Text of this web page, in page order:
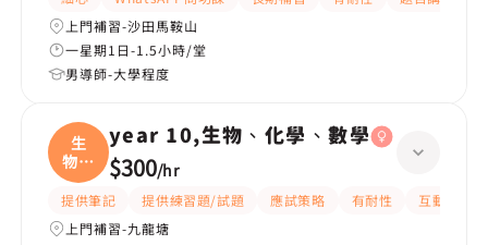
上門補習-沙田馬鞍山
一星期1日-1.5小時/堂
男導師-大學程度
生
物、
化學
year 10,生物、化學、數學
$300/hr
提供筆記 提供練習題/試題 應試策略 有耐性
互動教學
上門補習-九龍塘